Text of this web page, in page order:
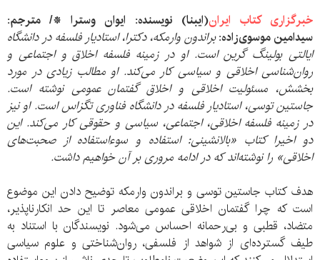
خبرگزاری کتاب ایران(ایبنا) نویسنده: ایوان وسترا*/ مترجم:
سیدامین موسوی‌زاده:براندون وارمکه، دکترا، استادیار فلسفه در دانشگاه
ایالتی بولینگ گرین است. او در زمینه فلسفه اخلاق و اجتماعی و
روان‌شناسی اخلاقی و سیاسی کار می‌کند. او مطالب زیادی در مورد
بخشش، مسئولیت اخلاقی و اخلاق گفتمان عمومی نوشته است.
جاستین توسی، استادیار فلسفه در دانشگاه فناوری تگزاس است. او نیز
در زمینه فلسفه اخلاقی، اجتماعی، سیاسی و حقوقی کار می‌کند. این
دو اخیرا کتاب «بالانشینی: استفاده و سوءاستفاده از صحبت‌های
اخلاقی» را نوشته‌اند که در ادامه مروری بر آن خواهیم داشت.
هدف کتاب جاستین توسی و براندون وارمکه توضیح دادن این موضوع
است که چرا گفتمان اخلاقی عمومی معاصر تا این حد انکارناپذیر،
متضاد، قطبی و بی‌رحمانه احساس می‌شود. نویسندگان با استناد به
طیف گسترده‌ای از شواهد از فلسفی، روان‌شناختی و علوم سیاسی